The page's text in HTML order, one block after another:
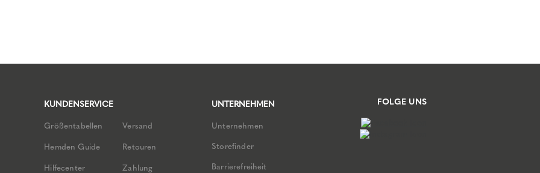
KUNDENSERVICE
Größentabellen
Hemden Guide
Hilfecenter
Versand
Retouren
Zahlung
UNTERNEHMEN
Unternehmen
Storefinder
Barrierefreiheit
FOLGE UNS